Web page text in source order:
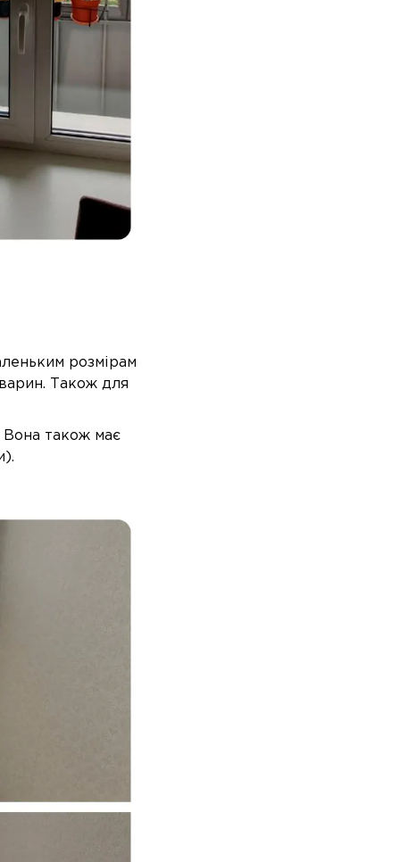
розмірам
Також для
Вона також має